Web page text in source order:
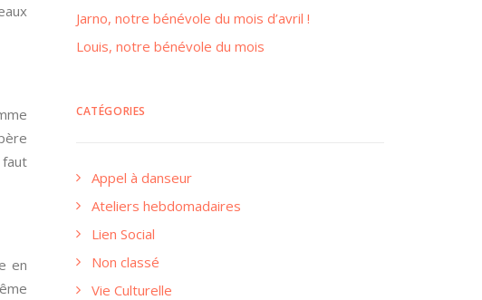
en
Jarno, notre bénévole du mois d’avril !
Louis, notre bénévole du mois
CATÉGORIES
Appel à danseur
Ateliers hebdomadaires
Lien Social
Non classé
Vie Culturelle